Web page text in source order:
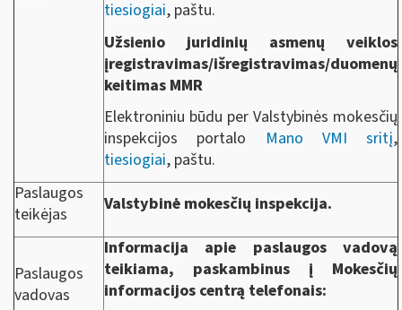
tiesiogiai, paštu.
Užsienio juridinių asmenų veiklos
įregistravimas/išregistravimas/duomenų
keitimas MMR
Elektroniniu būdu per Valstybinės mokesčių
inspekcijos portalo Mano VMI sritį,
tiesiogiai, paštu.
Paslaugos
teikėjas
Valstybinė mokesčių inspekcija.
Paslaugos
vadovas
Informacija apie paslaugos vadovą
teikiama, paskambinus į Mokesčių
informacijos centrą telefonais: